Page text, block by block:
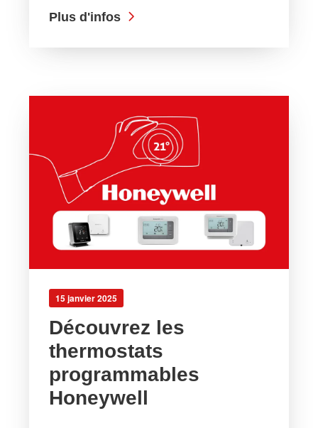
Plus d'infos
15 janvier 2025
Découvrez les
thermostats
programmables
Honeywell